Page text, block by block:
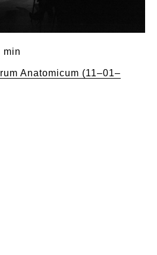
min
Anatomicum (11–01–